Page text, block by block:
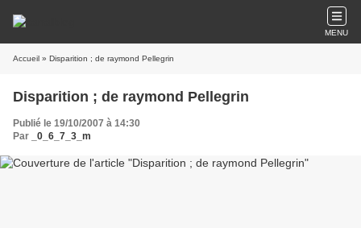
MENU
Accueil » Disparition ; de raymond Pellegrin
Disparition ; de raymond Pellegrin
Publié le 19/10/2007 à 14:30
Par
_0_6_7_3_m